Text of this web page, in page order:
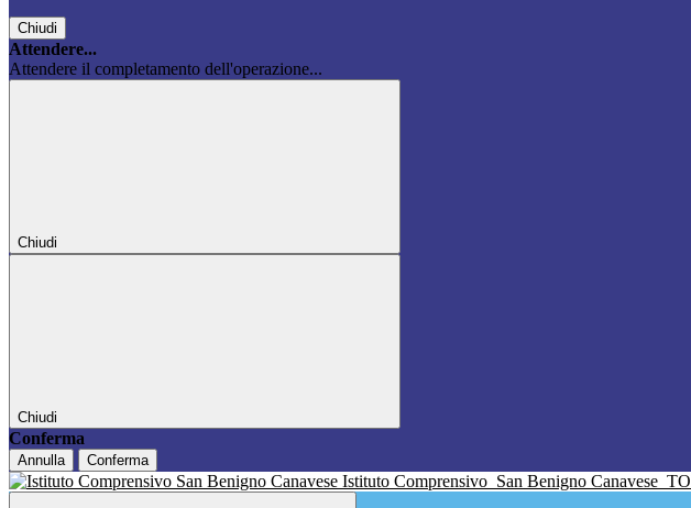
Chiudi
Attendere...
Attendere il completamento dell'operazione...
Chiudi
Chiudi
Conferma
Annulla Conferma
Istituto Comprensivo San Benigno Canavese